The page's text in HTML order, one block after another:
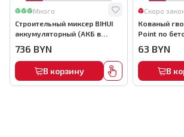
Много
Строительный миксер BIHUI
аккумуляторный (АКБ в
736 BYN
В корзину
Скоро
Кованый
Point по
арт.0116
63 BYN
В